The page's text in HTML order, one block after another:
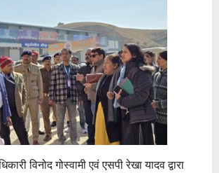
विनोद गोस्वामी एवं एसपी रेखा यादव द्वारा